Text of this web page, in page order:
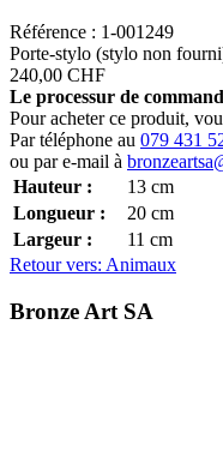
Référence : 1-001249
Porte-stylo (stylo non
240,00 CHF
Le processur de
Pour acheter ce produit,
Par téléphone au 079 431
ou par e-mail à
Hauteur :
13 cm
Longueur :
20 cm
Largeur :
11 cm
Retour vers: Animaux
Bronze Art SA